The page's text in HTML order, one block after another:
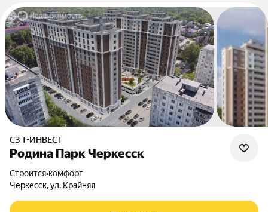
СЗ Т-ИНВЕСТ
Родина Парк Черкесск
Строится•комфорт
Черкесск, ул. Крайняя